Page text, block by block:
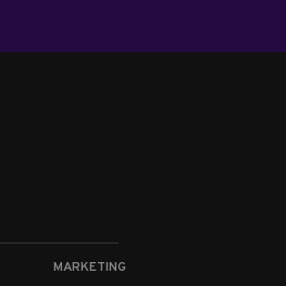
MARKETING